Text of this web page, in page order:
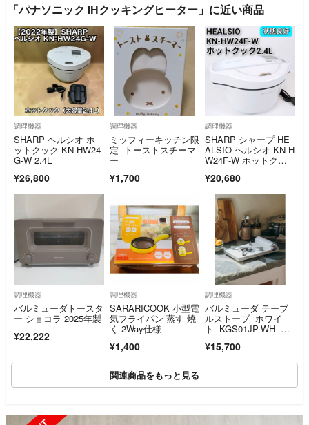
「パナソニック IHクッキングヒーター」に近い商品
調理機器
SHARP ヘルシオ ホ
ットクック KN-HW24
G-W 2.4L
¥26,800
調理機器
ミッフィーキッチン限
定 トーストスチーマ
ー
¥1,700
調理機器
SHARP シャープ HE
ALSIO ヘルシオ KN-H
W24F-W ホットクッ
鍋 無水鍋
¥20,680
調理機器
バルミューダトースタ
ー ショコラ 2025年製
¥22,222
調理機器
SARARICOOK 小型電
気フライパン 蒸す 焼
く 2Way仕様
¥1,400
調理機器
バルミューダ テーブ
ルストーブ ホワイ
ト KGS01JP-WH 新
ンロ 白
¥15,700
関連商品をもっと見る